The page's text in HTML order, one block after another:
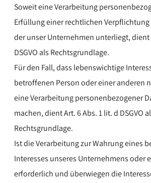
Soweit eine Verarbeitung
Erfüllung einer rechtlichen
der unser Unternehmen unterliegt, dient
DSGVO als Rechtsgrundlage.
Für den Fall, dass lebenswichtige
betroffenen Person oder einer anderen
eine Verarbeitung personenbezogener
machen, dient Art. 6 Abs. 1 lit. d DSGVO
Rechtsgrundlage.
Ist die Verarbeitung zur Wahrung eines
Interesses unseres Unternehmens oder
erforderlich und überwiegen die